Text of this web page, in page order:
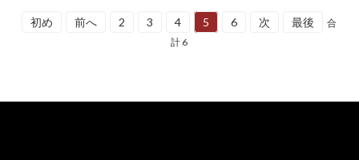
初め 前へ 2 3 4 5 6 次 最後
合
計 6